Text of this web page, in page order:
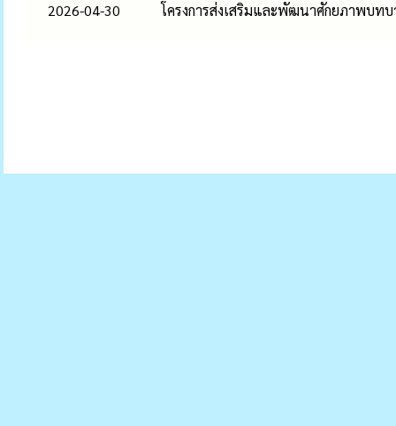
2026-04-30
โครงการส่งเสริมและพัฒนาศักยภาพบท